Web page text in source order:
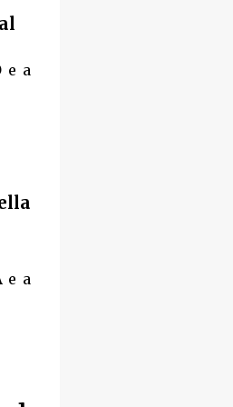
e a
e a